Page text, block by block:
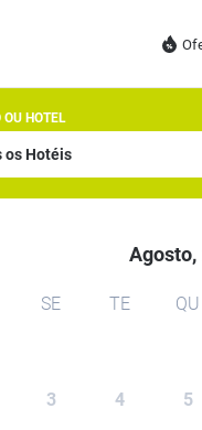
OU HOTEL
Agosto,
SE TE QU
3 4 5